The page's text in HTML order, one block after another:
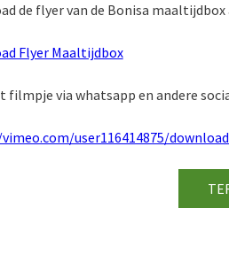
de flyer van de Bonisa
Flyer Maaltijdbox
filmpje via whatsapp en andere
user116414875/